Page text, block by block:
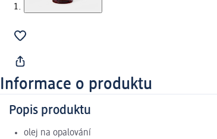
Informace o produktu
Popis produktu
olej na opalování